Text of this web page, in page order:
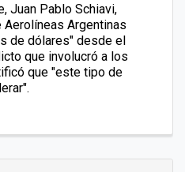
Juan Pablo Schiavi,
Aerolíneas Argentinas
de dólares" desde el
que involucró a los
que "este tipo de